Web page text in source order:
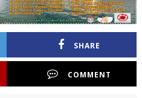
SHARE
COMMENT